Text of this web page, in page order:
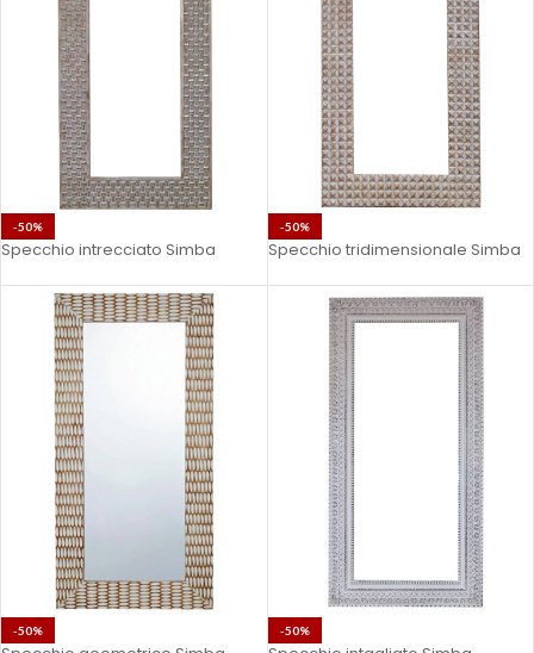
-50%
Specchio intrecciato Simba
-50%
Specchio tridimensionale Simba
-50% -50%